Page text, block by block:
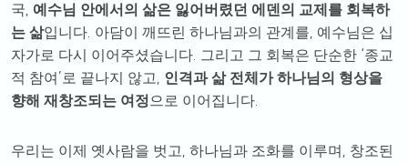
국, 예수님 안에서의 삶은 잃어버렸던 에덴의 교제를 회복하
는 삶입니다. 아담이 깨뜨린 하나님과의 관계를, 예수님은 십
자가로 다시 이어주셨습니다. 그리고 그 회복은 단순한 ‘종교
적 참여 ’ 로 끝나지 않고, 인격과 삶 전체가 하나님의 형상을
향해 재창조되는 여정으로 이어집니다.
우리는 이제 옛사람을 벗고, 하나님과 조화를 이루며 , 창조된